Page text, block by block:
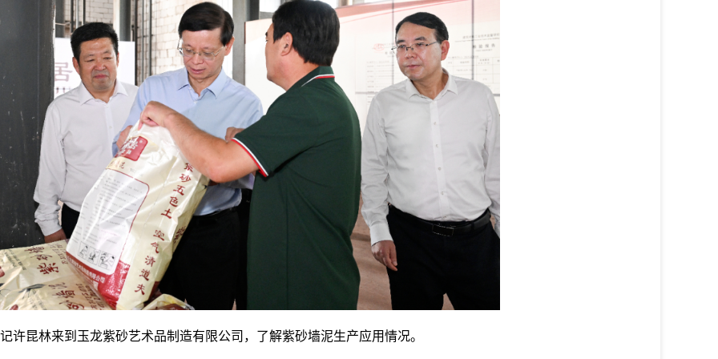
林来到玉龙紫砂艺术品制造有限公司，了解紫砂墙泥生产应用情况。